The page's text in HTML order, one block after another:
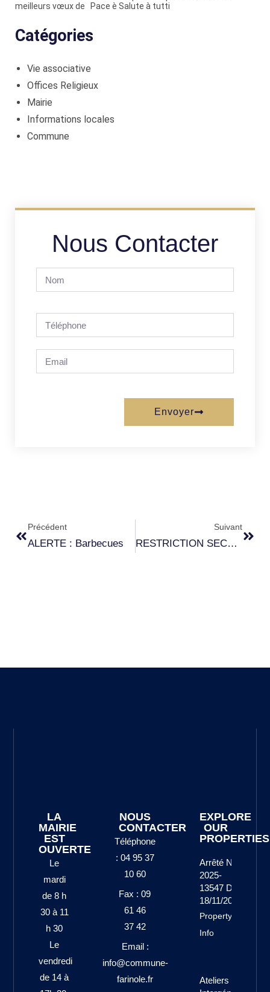
meilleurs vœux de Pace è Salute à tutti
Catégories
Vie associative
Offices Religieux
Mairie
Informations locales
Commune
Nous Contacter
Envoyer
Précédent
ALERTE : Barbecues
Suivant
RESTRICTION SECHERESSE
LA
MAIRIE
EST
OUVERTE
Le
mardi
de 8 h
30 à 11
h 30
Le
vendredi
de 14 à
NOUS
CONTACTER
Téléphone
: 04 95 37
10 60
Fax : 09
61 46
37 42
Email :
info@commune-
farinole.fr
EXPLORE
OUR
PROPERTIES
Arrêté N°
2025-
13547 Du
18/11/2025
Property
Info
Ateliers